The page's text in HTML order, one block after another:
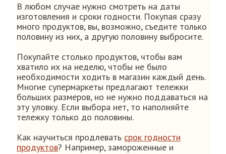
В любом случае нужно смотреть на даты
изготовления и сроки годности. Покупая сразу
много продуктов, вы, возможно, съедите только
половину из них, а другую половину выбросите.
Покупайте столько продуктов, чтобы вам
хватило их на неделю, чтобы не было
необходимости ходить в магазин каждый день.
Многие супермаркеты предлагают тележки
больших размеров, но не нужно поддаваться на
эту уловку. Если выбора нет, то наполняйте
тележку только до половины.
Как научиться продлевать срок годности
продуктов? Например, замороженные и